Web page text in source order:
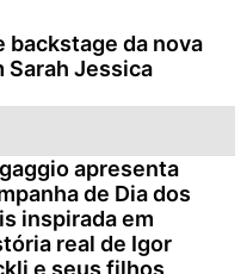
da nova
Sarah Jessica
apresenta
de Dia dos
inspirada em
real de Igor
e seus filhos